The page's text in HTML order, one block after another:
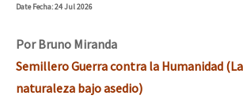
DateFecha: 24 Jul 2026
PorBruno Miranda
Semillero Guerra contra la Humanidad
naturaleza bajo asedio)